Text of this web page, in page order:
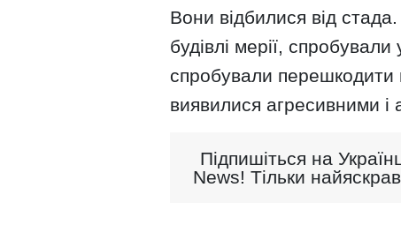
Вони відбилися від
будівлі мерії,
спробували
виявилися агресивними і
Підпишіться на
News! Тільки